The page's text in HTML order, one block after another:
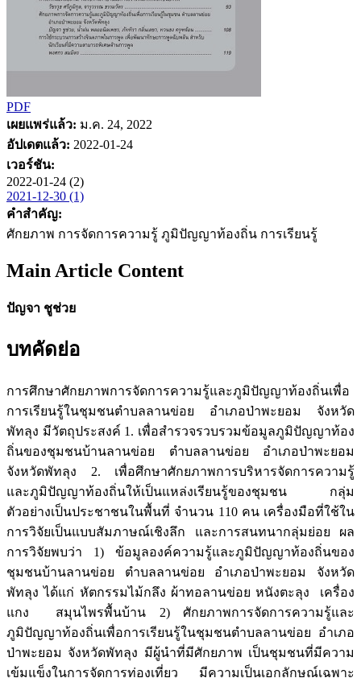
PDF
เผยแพร่แล้ว: ม.ค. 24, 2022
อัปเดตแล้ว: 2022-01-24
เวอร์ชัน:
2022-01-24 (2)
2021-12-30 (1)
คำสำคัญ:
ศักยภาพ การจัดการความรู้ ภูมิปัญญาท้องถิ่น การเรียนรู้
Main Article Content
ปัญจา ชูช่วย
บทคัดย่อ
การศึกษาศักยภาพการจัดการความรู้และภูมิปัญญาท้องถิ่นเพื่อ
การเรียนรู้ในชุมชนตำบลลานข่อย อำเภอป่าพะยอม จังหวัด
พัทลุง มีวัตถุประสงค์ 1. เพื่อสำรวจรวบรวมข้อมูลภูมิปัญญาท้อง
ถิ่นของชุมชนบ้านลานข่อย ตำบลลานข่อย อำเภอป่าพะยอม
จังหวัดพัทลุง 2. เพื่อศึกษาศักยภาพการบริหารจัดการความรู้
และภูมิปัญญาท้องถิ่นให้เป็นแหล่งเรียนรู้ของชุมชน กลุ่ม
ตัวอย่างเป็นประชาชนในพื้นที่ จำนวน 110 คน เครื่องมือที่ใช้ใน
การวิจัยเป็นแบบสัมภาษณ์เชิงลึก และการสนทนากลุ่มย่อย ผล
การวิจัยพบว่า 1) ข้อมูลองค์ความรู้และภูมิปัญญาท้องถิ่นของ
ชุมชนบ้านลานข่อย ตำบลลานข่อย อำเภอป่าพะยอม จังหวัด
พัทลุง ได้แก่ หัตกรรมไม้กลึง ผ้าทอลานข่อย หนังตะลุง เครื่อง
แกง สมุนไพรพื้นบ้าน 2) ศักยภาพการจัดการความรู้และ
ภูมิปัญญาท้องถิ่นเพื่อการเรียนรู้ในชุมชนตำบลลานข่อย อำเภอ
ป่าพะยอม จังหวัดพัทลุง มีผู้นำที่มีศักยภาพ เป็นชุมชนที่มีความ
เข้มแข็งในการจัดการท่องเที่ยว มีความเป็นเอกลักษณ์เฉพาะ